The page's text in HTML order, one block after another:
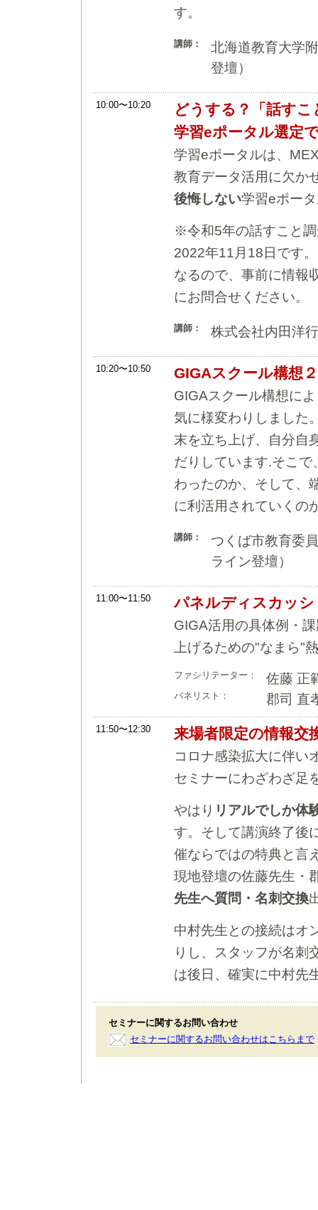
す。
講師：
北海道教育大学
登壇）
10:00〜10:20
どうする？「話す
学習eポータル選定
学習eポータルは、
教育データ活用に欠か
後悔しない学習eポー
※令和5年の話すこと
2022年11月18日です
なるので、事前に情報
にお問合せください。
講師： 株式会社内田
10:20〜10:50 GIGAスクール構想
GIGAスクール構想に
気に様変わりしました
末を立ち上げ、自分自
だりしています.そこ
わったのか、そして、
に利活用されていくの
講師：
つくば市教育委
ライン登壇）
11:00〜11:50 パネルディスカッシ
GIGA活用の具体例・
上げるための"なまら"
ファシリテーター： 佐藤 正
パネリスト： 郡司 直
11:50〜12:30 来場者限定の情報交
コロナ感染拡大に伴い
セミナーにわざわざ足
やはり リアルでしか体
す。そして講演終了後
催ならではの特典と言
現地登壇の佐藤先生・
先生へ質問・名刺交換
中村先生との接続はオ
りし、スタッフが名刺
は後日、確実に中村先
セミナーに関するお問い合わせ
セミナーに関するお問い合わせはこちらまで